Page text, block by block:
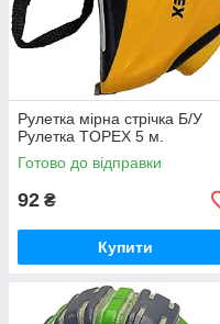
Рулетка мірна стрічка Б/У
Рулетка TOPEX 5 м.
Готово до відправки
92 ₴
Купити